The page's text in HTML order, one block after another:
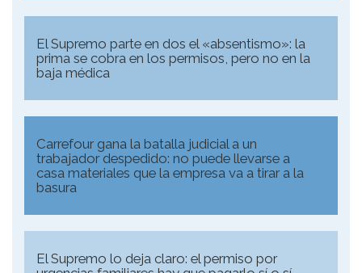
El Supremo parte en dos el «absentismo»: la
prima se cobra en los permisos, pero no en la
baja médica
Carrefour gana la batalla judicial a un
trabajador despedido: no puede llevarse a
casa materiales que la empresa va a tirar a la
basura
El Supremo lo deja claro: el permiso por